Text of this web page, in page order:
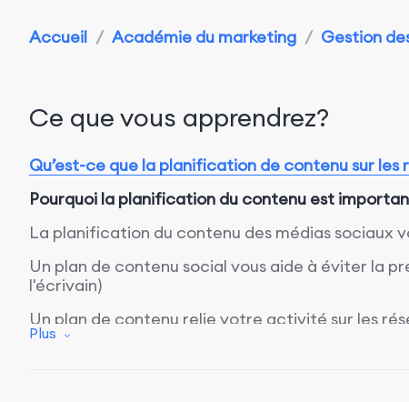
Accueil / Académie du marketing / Gestion
Ce que vous apprendrez?
Qu’est-ce que la planification de contenu sur les
Pourquoi la planification du contenu est
La planification du contenu des médias sociaux
Un plan de contenu social vous aide à éviter la
l'écrivain)
Un plan de contenu relie votre activité sur les
Plus